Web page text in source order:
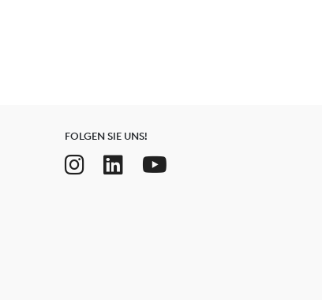
FOLGEN SIE UNS!